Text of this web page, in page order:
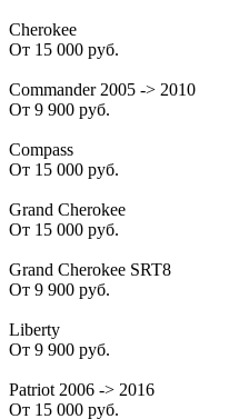
Cherokee
От 15 000 руб.
Commander 2005 -> 2010
От 9 900 руб.
Compass
От 15 000 руб.
Grand Cherokee
От 15 000 руб.
Grand Cherokee SRT8
От 9 900 руб.
Liberty
От 9 900 руб.
Patriot 2006 -> 2016
От 15 000 руб.